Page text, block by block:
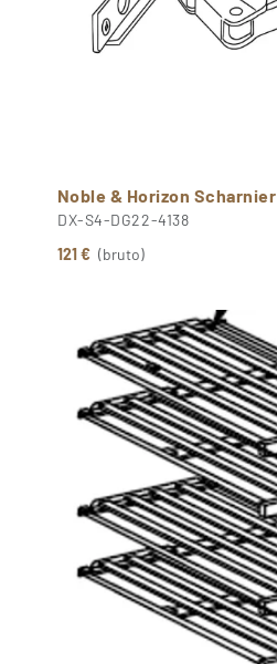
Noble & Horizon Scharnier
DX-S4-DG22-4138
121 € (bruto)